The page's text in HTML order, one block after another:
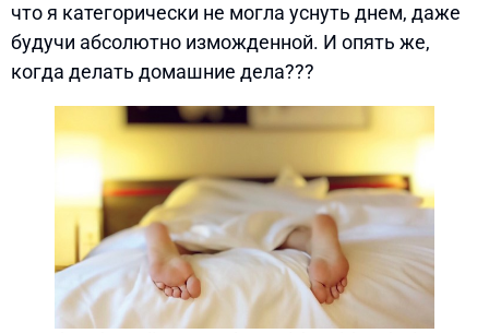
что я категорически не могла уснуть днем, даже
будучи абсолютно изможденной. И опять же,
когда делать домашние дела???